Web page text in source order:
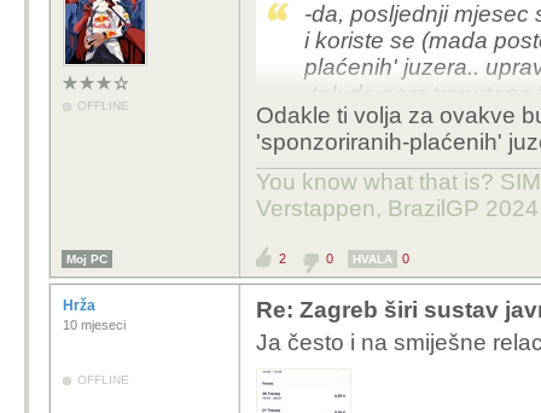
OFFLINE
-da, posljednji mjesec
i koriste se (mada
plaćenih' juzera..
-tak da sam
ili lakše je vjerovati u
:) ..
Odakle ti volja za ovakve
'sponzoriranih-plaćenih'
You know what that is?
Verstappen, BrazilGP 2024
Moj PC 2 0 HVALA 0
Hrža
10 mjeseci
OFFLINE
Re: Zagreb širi sustav
Ja često i na smiješne